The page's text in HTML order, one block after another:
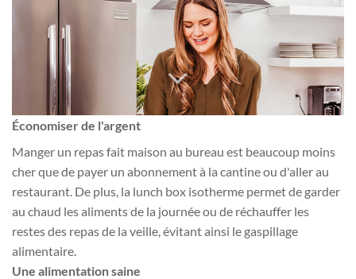
Économiser de l'argent
Manger un repas fait maison au bureau est beaucoup moins
cher que de payer un abonnement à la cantine ou d'aller au
restaurant. De plus, la lunch box isotherme permet de garder
au chaud les aliments de la journée ou de réchauffer les
restes des repas de la veille, évitant ainsi le gaspillage
alimentaire.
Une alimentation saine